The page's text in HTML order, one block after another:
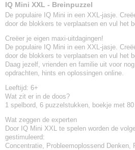
IQ Mini XXL - Breinpuzzel
De populaire IQ Mini in een XXL-jasje.
door de blokkers te verplaatsen en vul het
Creëer je eigen maxi-uitdagingen!
De populaire IQ Mini in een XXL-jasje.
door de blokkers te verplaatsen en vul het
Daag jezelf, vrienden en familie uit voor
opdrachten, hints en oplossingen online.
Leeftijd: 6+
Wat zit er in de doos?
1 spelbord, 6 puzzelstukken, boekje met
Wat zeggen de experten
Door IQ Mini XXL te spelen worden de
gestimuleerd:
Concentratie, Probleemoplossend Denken,